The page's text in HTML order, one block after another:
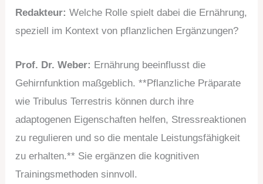
Redakteur: Welche Rolle spielt dabei die Ernährung,
speziell im Kontext von pflanzlichen Ergänzungen?
Prof. Dr. Weber: Ernährung beeinflusst die
Gehirnfunktion maßgeblich. **Pflanzliche Präparate
wie Tribulus Terrestris können durch ihre
adaptogenen Eigenschaften helfen, Stressreaktionen
zu regulieren und so die mentale Leistungsfähigkeit
zu erhalten.** Sie ergänzen die kognitiven
Trainingsmethoden sinnvoll.